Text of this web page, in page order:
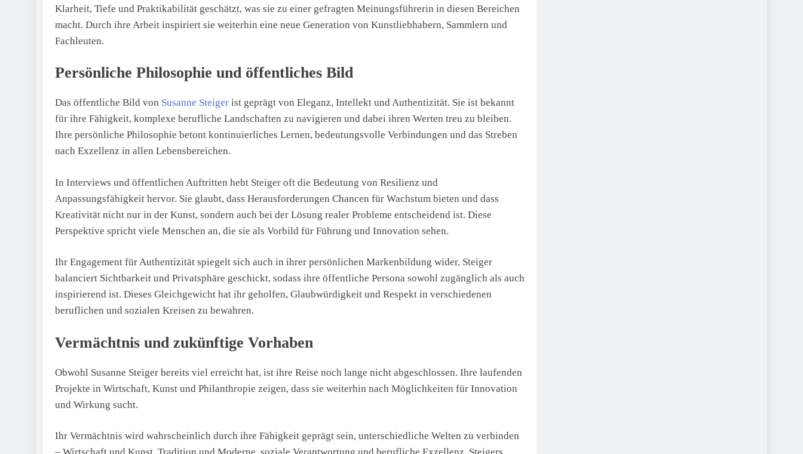
Klarheit, Tiefe und Praktikabilität geschätzt, was sie zu einer gefragten Meinungsführerin in diesen Bereichen
macht. Durch ihre Arbeit inspiriert sie weiterhin eine neue Generation von Kunstliebhabern, Sammlern und
Fachleuten.
Persönliche Philosophie und öffentliches Bild
Das öffentliche Bild von Susanne Steiger ist geprägt von Eleganz, Intellekt und Authentizität. Sie ist bekannt
für ihre Fähigkeit, komplexe berufliche Landschaften zu navigieren und dabei ihren Werten treu zu bleiben.
Ihre persönliche Philosophie betont kontinuierliches Lernen, bedeutungsvolle Verbindungen und das Streben
nach Exzellenz in allen Lebensbereichen.
In Interviews und öffentlichen Auftritten hebt Steiger oft die Bedeutung von Resilienz und
Anpassungsfähigkeit hervor. Sie glaubt, dass Herausforderungen Chancen für Wachstum bieten und dass
Kreativität nicht nur in der Kunst, sondern auch bei der Lösung realer Probleme entscheidend ist. Diese
Perspektive spricht viele Menschen an, die sie als Vorbild für Führung und Innovation sehen.
Ihr Engagement für Authentizität spiegelt sich auch in ihrer persönlichen Markenbildung wider. Steiger
balanciert Sichtbarkeit und Privatsphäre geschickt, sodass ihre öffentliche Persona sowohl zugänglich als auch
inspirierend ist. Dieses Gleichgewicht hat ihr geholfen, Glaubwürdigkeit und Respekt in verschiedenen
beruflichen und sozialen Kreisen zu bewahren.
Vermächtnis und zukünftige Vorhaben
Obwohl Susanne Steiger bereits viel erreicht hat, ist ihre Reise noch lange nicht abgeschlossen. Ihre laufenden
Projekte in Wirtschaft, Kunst und Philanthropie zeigen, dass sie weiterhin nach Möglichkeiten für Innovation
und Wirkung sucht.
Ihr Vermächtnis wird wahrscheinlich durch ihre Fähigkeit geprägt sein, unterschiedliche Welten zu verbinden